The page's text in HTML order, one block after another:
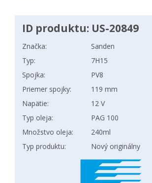
ID produktu: US-20849
Značka:
Sanden
Typ:
7H15
Spojka:
PV8
Priemer spojky:
119 mm
Napätie:
12 V
Typ oleja:
PAG 100
Množstvo oleja:
240ml
Typ produktu:
Nový originálny